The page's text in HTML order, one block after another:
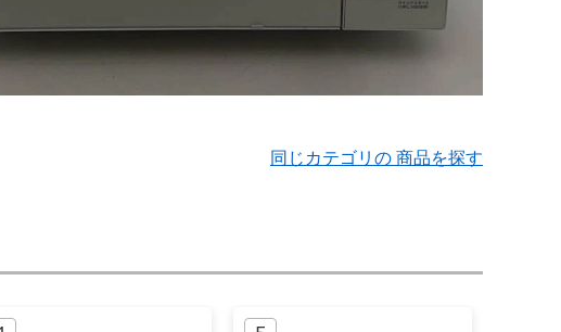
同じカテゴリの 商品を探す